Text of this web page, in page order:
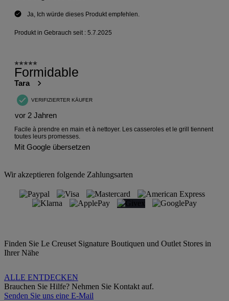
Wir akzeptieren folgende Zahlungsarten
Finden Sie Le Creuset Signature Boutiquen und Outlet Stores in
Ihrer Nähe
ALLE ENTDECKEN
Brauchen Sie Hilfe? Nehmen Sie Kontakt auf.
Senden Sie uns eine E-Mail